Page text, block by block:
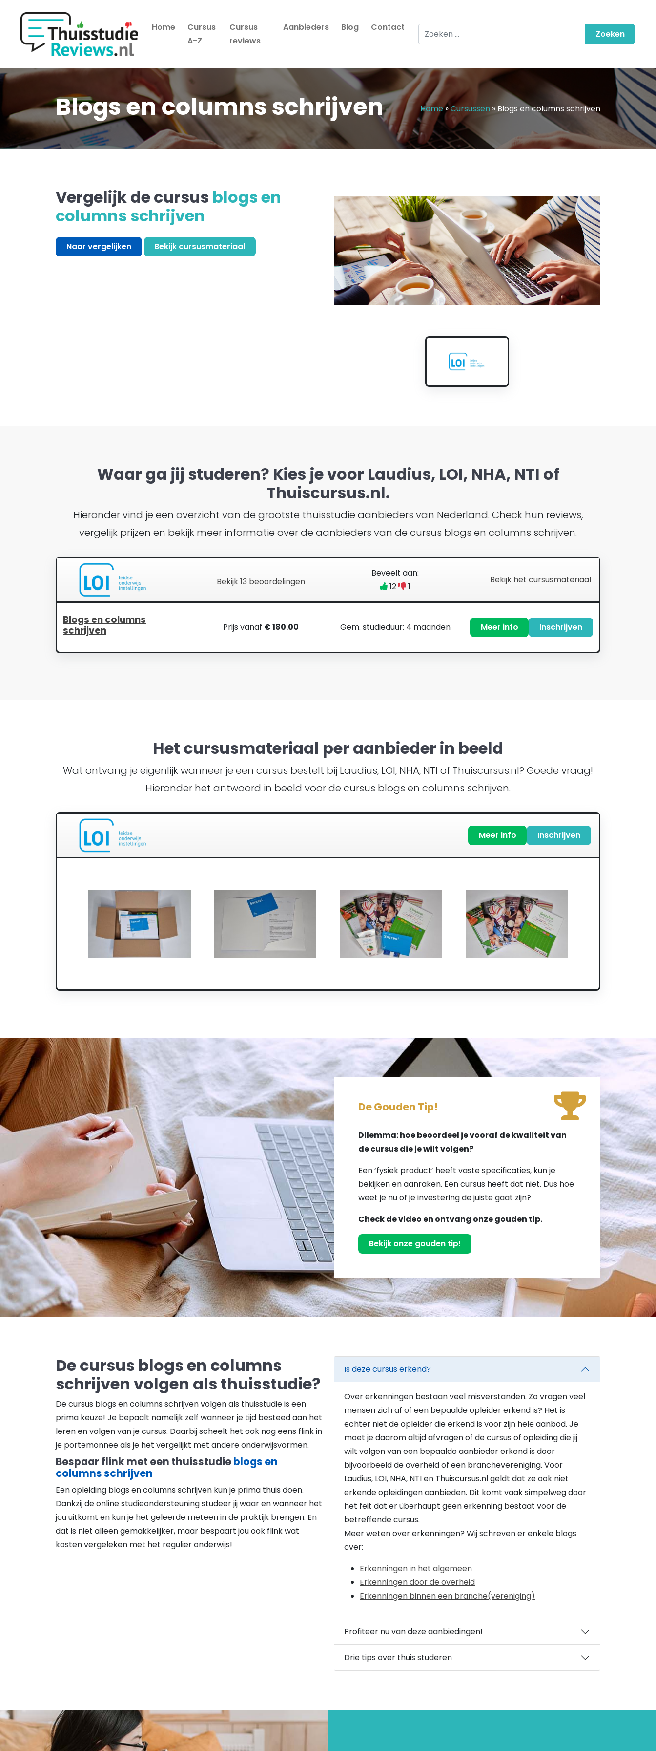
Hoofdmenu
Home
Cursus
A-Z
Cursus
reviews
Aanbieders Blog Contact Zoeken naar:
Blogs en columns schrijven Home»Cursussen » Blogs en columns schrijven
Vergelijk de cursus blogs en
columns schrijven
Naar vergelijken Bekijk cursusmateriaal
Waar ga jij studeren? Kies je voor Laudius, LOI, NHA, NTI of
Thuiscursus.nl.
Hieronder vind je een overzicht van de grootste thuisstudie aanbieders van Nederland. Check hun reviews,
vergelijk prijzen en bekijk meer informatie over de aanbieders van de cursus blogs en columns schrijven.
Bekijk 13 beoordelingen
Beveelt aan:
12
1
Bekijk het cursusmateriaal
Blogs en columns
schrijven
Prijs vanaf € 180.00 Gem. studieduur: 4 maanden Meer info Inschrijven
Het cursusmateriaal per aanbieder in beeld
Wat ontvang je eigenlijk wanneer je een cursus bestelt bij Laudius, LOI, NHA, NTI of Thuiscursus.nl? Goede vraag!
Hieronder het antwoord in beeld voor de cursus blogs en columns schrijven.
Meer info Inschrijven
De Gouden Tip!
Dilemma: hoe beoordeel je vooraf de kwaliteit van
de cursus die je wilt volgen?
Een ‘fysiek product’ heeft vaste specificaties, kun je
bekijken en aanraken. Een cursus heeft dat niet. Dus hoe
weet je nu of je investering de juiste gaat zijn?
Check de video en ontvang onze gouden tip.
Bekijk onze gouden tip!
De cursus blogs en columns
schrijven volgen als thuisstudie?
De cursus blogs en columns schrijven volgen als thuisstudie is een
prima keuze! Je bepaalt namelijk zelf wanneer je tijd besteed aan het
leren en volgen van je cursus. Daarbij scheelt het ook nog eens flink in
je portemonnee als je het vergelijkt met andere onderwijsvormen.
Bespaar flink met een thuisstudieblogs en
columns schrijven
Een opleiding blogs en columns schrijven kun je prima thuis doen.
Dankzij de online studieondersteuning studeer jij waar en wanneer het
jou uitkomt en kun je het geleerde meteen in de praktijk brengen. En
dat is niet alleen gemakkelijker, maar bespaart jou ook flink wat
kosten vergeleken met het regulier onderwijs!
Is deze cursus erkend?
Over erkenningen bestaan veel misverstanden. Zo vragen veel
mensen zich af of een bepaalde opleider erkend is? Het is
echter niet de opleider die erkend is voor zijn hele aanbod. Je
moet je daarom altijd afvragen of de cursus of opleiding die jij
wilt volgen van een bepaalde aanbieder erkend is door
bijvoorbeeld de overheid of een branchevereniging. Voor
Laudius, LOI, NHA, NTI en Thuiscursus.nl geldt dat ze ook niet
erkende opleidingen aanbieden. Dit komt vaak simpelweg door
het feit dat er überhaupt geen erkenning bestaat voor de
betreffende cursus.
Meer weten over erkenningen? Wij schreven er enkele blogs
over:
Erkenningen in het algemeen
Erkenningen door de overheid
Erkenningen binnen een branche(vereniging)
Profiteer nu van deze aanbiedingen!
Drie tips over thuis studeren